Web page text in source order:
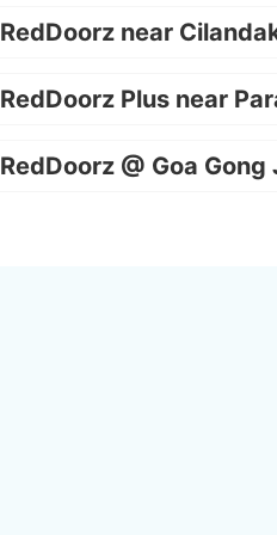
RedDoorz near
RedDoorz Plus near
RedDoorz @ Goa